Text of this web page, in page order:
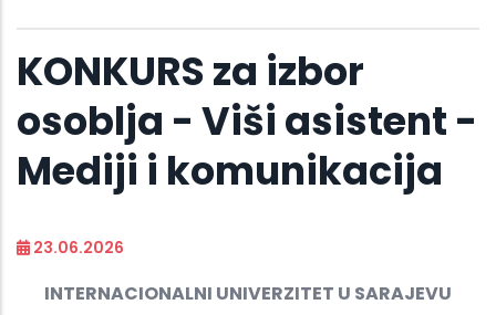
KONKURS za izbor
osoblja - Viši asistent -
Mediji i komunikacija
23.06.2026
INTERNACIONALNI UNIVERZITET U SARAJEVU